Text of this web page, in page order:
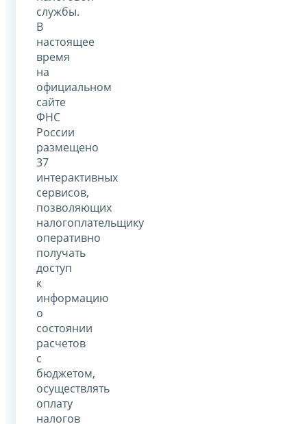
службы.
В
настоящее
время
на
официальном
сайте
ФНС
России
размещено
37
интерактивных
сервисов,
позволяющих
налогоплательщику
оперативно
получать
доступ
к
информацию
о
состоянии
расчетов
с
бюджетом,
осуществлять
оплату
налогов